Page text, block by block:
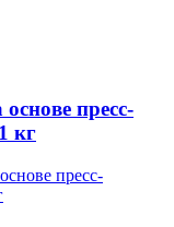
пресс-
кг